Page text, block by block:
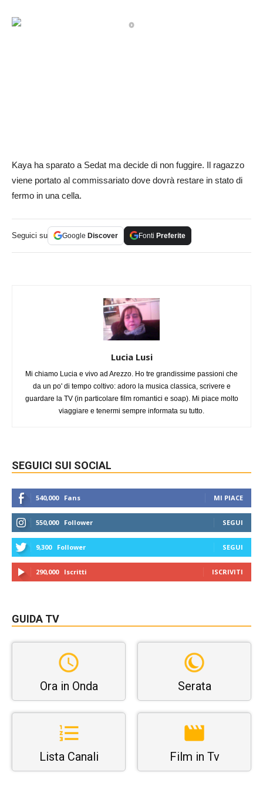
Kaya ha sparato a Sedat ma decide di non fuggire. Il ragazzo
viene portato al commissariato dove dovrà restare in stato di
fermo in una cella.
Seguici su Google Discover Fonti Preferite
Lucia Lusi
Mi chiamo Lucia e vivo ad Arezzo. Ho tre grandissime passioni che
da un po' di tempo coltivo: adoro la musica classica, scrivere e
guardare la TV (in particolare film romantici e soap). Mi piace molto
viaggiare e tenermi sempre informata su tutto.
SEGUICI SUI SOCIAL
540,000 Fans MI PIACE
550,000 Follower SEGUI
9,300 Follower SEGUI
290,000 Iscritti ISCRIVITI
GUIDA TV
Ora in Onda Serata
Lista Canali Film in Tv